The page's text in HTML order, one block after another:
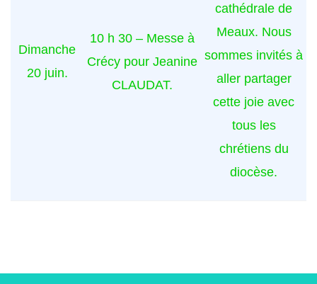
Dimanche
20 juin.
10 h 30 – Messe à
Crécy pour Jeanine
CLAUDAT.
cathédrale de
Meaux. Nous
sommes invités à
aller partager
cette joie avec
tous les
chrétiens du
diocèse.